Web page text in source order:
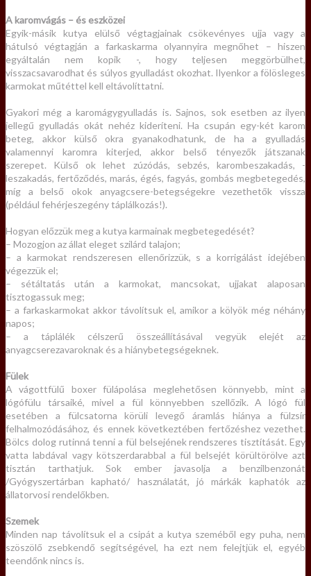
A karomvágás – és eszközei
Egyik-másik kutya elülső végtagjainak csökevényes ujja vagy a
hátulsó végtagján a farkaskarma olyannyira megnőhet – hiszen
egyáltalán nem kopik -, hogy teljesen meggörbülhet,
visszacsavarodhat és súlyos gyulladást okozhat. Ilyenkor a fölösleges
karmokat műtéttel kell eltávolíttatni.
Gyakori még a karomágygyulladás is. Sajnos, sok esetben az ilyen
jellegű gyulladás okát nehéz kideríteni. Ha csupán egy-két karom
beteg, akkor külső okra gyanakodhatunk, de ha a gyulladás
valamennyi karomra kiterjed, akkor belső tényezők játszanak
szerepet. Külső ok lehet zúzódás, sebzés, karombeszakadás, -
leszakadás, fertőződés, marás, égés, fagyás, gombás megbetegedés,
míg a belső okok anyagcsere-betegségekre vezethetők vissza
(például fehérjeszegény táplálkozás!).
Hogyan előzzük meg a kutya karmainak megbetegedését?
– Mozogjon az állat eleget szilárd talajon;
– a karmokat rendszeresen ellenőrizzük, s a korrigálást idejében
végezzük el;
– sétáltatás után a karmokat, mancsokat, ujjakat alaposan
tisztogassuk meg;
– a farkaskarmokat akkor távolítsuk el, amikor a kölyök még néhány
napos;
– a táplálék célszerű összeállításával vegyük elejét az
anyagcserezavaroknak és a hiánybetegségeknek.
Fülek
A vágottfülű boxer fülápolása meglehetősen könnyebb, mint a
lógófülu társaiké, mivel a fül könnyebben szellőzik. A lógó fül
esetében a fülcsatorna körüli levegő áramlás hiánya a fülzsír
felhalmozódásához, és ennek következtében fertőzéshez vezethet.
Bölcs dolog rutinná tenni a fül belsejének rendszeres tisztítását. Egy
vatta labdával vagy kötszerdarabbal a fül belsejét körültörölve azt
tisztán tarthatjuk. Sok ember javasolja a benzilbenzonát
/Gyógyszertárban kapható/ használatát, jó márkák kaphatók az
állatorvosi rendelőkben.
Szemek
Minden nap távolítsuk el a csipát a kutya szeméből egy puha, nem
szöszölő zsebkendő segítségével, ha ezt nem felejtjük el, egyéb
teendőnk nincs is.